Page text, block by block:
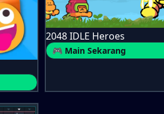
2048 IDLE Heroes
🎮 Main Sekarang